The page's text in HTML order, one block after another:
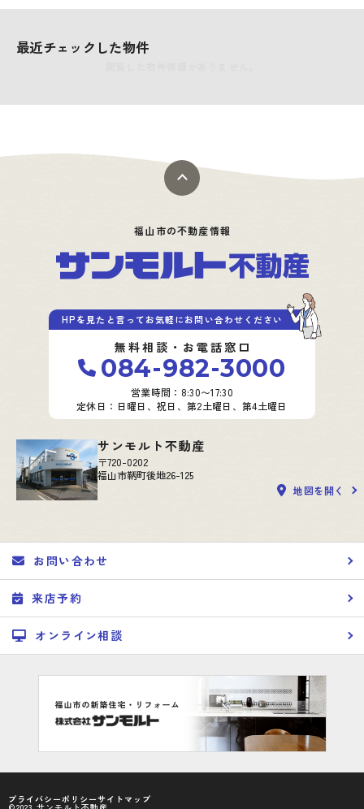
最近チェックした物件
福山市の不動産情報
HPを見たと言ってお気軽にお問い合わせください
無料相談・お電話窓口
084-982-3000
営業時間：8:30〜17:30
定休日：日曜日、祝日、第2土曜日、第4土曜日
サンモルト不動産
〒720-0202
福山市鞆町後地26-125
地図を開く
お問い合わせ
来店予約
オンライン相談
プライバシーポリシーサイトマップ